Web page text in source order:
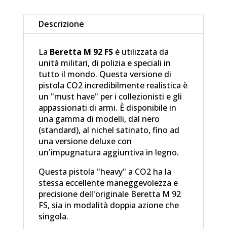
Descrizione
La Beretta M 92 FSè utilizzata da
unità militari, di polizia e speciali in
tutto il mondo. Questa versione di
pistola CO2 incredibilmente realistica è
un "must have" per i collezionisti e gli
appassionati di armi. È disponibile in
una gamma di modelli, dal nero
(standard), al nichel satinato, fino ad
una versione deluxe con
un'impugnatura aggiuntiva in legno.
Questa pistola "heavy" a CO2 ha la
stessa eccellente maneggevolezza e
precisione dell'originale Beretta M 92
FS, sia in modalità doppia azione che
singola.